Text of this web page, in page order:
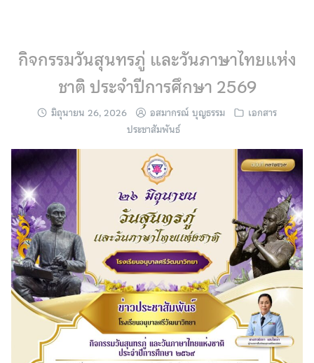
กิจกรรมวันสุนทรภู่ และวันภาษาไทยแห่ง
ชาติ ประจำปีการศึกษา 2569
มิถุนายน 26, 2026 อสมากรณ์ บุญธรรม
เอกสาร
ประชาสัมพันธ์